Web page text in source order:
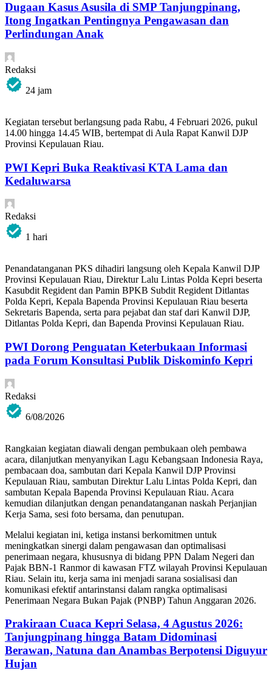
Dugaan Kasus Asusila di SMP Tanjungpinang,
Itong Ingatkan Pentingnya Pengawasan dan
Perlindungan Anak
Redaksi
24 jam
Kegiatan tersebut berlangsung pada Rabu, 4 Februari 2026, pukul
14.00 hingga 14.45 WIB, bertempat di Aula Rapat Kanwil DJP
Provinsi Kepulauan Riau.
PWI Kepri Buka Reaktivasi KTA Lama dan
Kedaluwarsa
Redaksi
1 hari
Penandatanganan PKS dihadiri langsung oleh Kepala Kanwil DJP
Provinsi Kepulauan Riau, Direktur Lalu Lintas Polda Kepri beserta
Kasubdit Regident dan Pamin BPKB Subdit Regident Ditlantas
Polda Kepri, Kepala Bapenda Provinsi Kepulauan Riau beserta
Sekretaris Bapenda, serta para pejabat dan staf dari Kanwil DJP,
Ditlantas Polda Kepri, dan Bapenda Provinsi Kepulauan Riau.
PWI Dorong Penguatan Keterbukaan Informasi
pada Forum Konsultasi Publik Diskominfo Kepri
Redaksi
6/08/2026
Rangkaian kegiatan diawali dengan pembukaan oleh pembawa
acara, dilanjutkan menyanyikan Lagu Kebangsaan Indonesia Raya,
pembacaan doa, sambutan dari Kepala Kanwil DJP Provinsi
Kepulauan Riau, sambutan Direktur Lalu Lintas Polda Kepri, dan
sambutan Kepala Bapenda Provinsi Kepulauan Riau. Acara
kemudian dilanjutkan dengan penandatanganan naskah Perjanjian
Kerja Sama, sesi foto bersama, dan penutupan.
Melalui kegiatan ini, ketiga instansi berkomitmen untuk
meningkatkan sinergi dalam pengawasan dan optimalisasi
penerimaan negara, khususnya di bidang PPN Dalam Negeri dan
Pajak BBN-1 Ranmor di kawasan FTZ wilayah Provinsi Kepulauan
Riau. Selain itu, kerja sama ini menjadi sarana sosialisasi dan
komunikasi efektif antarinstansi dalam rangka optimalisasi
Penerimaan Negara Bukan Pajak (PNBP) Tahun Anggaran 2026.
Prakiraan Cuaca Kepri Selasa, 4 Agustus 2026:
Tanjungpinang hingga Batam Didominasi
Berawan, Natuna dan Anambas Berpotensi Diguyur
Hujan